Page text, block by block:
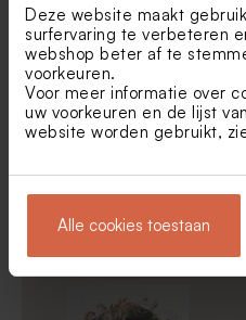
Deze website maakt
surfervaring te verbeteren
webshop beter af te
voorkeuren.
Voor meer informatie over
uw voorkeuren en de lijst
website worden gebruikt,
Alle cookies toestaan
Transparante doosjes
langwerpig
Fleurig beddankkaartje
bruiloft met foto en bloemen